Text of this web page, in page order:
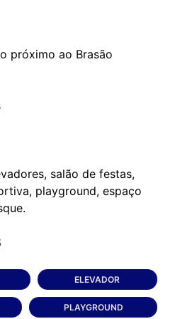
próximo ao Brasão
salão de festas,
playground, espaço
ELEVADOR
PLAYGROUND